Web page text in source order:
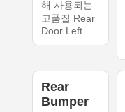
해 사용되는
고품질 Rear
Door Left.
Rear
Bumper